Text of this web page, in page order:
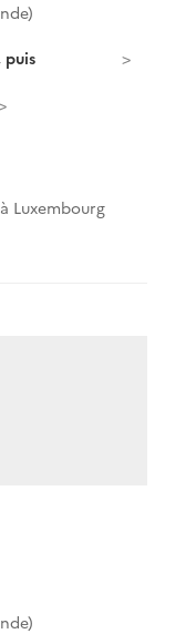
puis
Luxembourg